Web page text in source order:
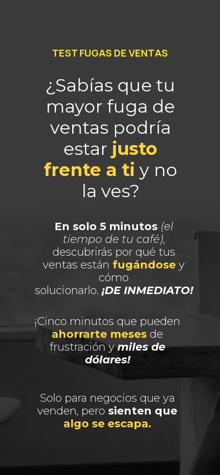
TEST FUGAS DE VENTAS
¡Cinco minutos que pueden
ahorrarte meses de
frustración ymiles de
dólares!
Solo para negocios que ya
venden, pero sienten que
algo se escapa.
¿Sabías que tu
mayor fuga de
ventas podría
estar justo
frente a ti y no
la ves?
En solo 5 minutos (el
tiempo de tu café),
descubrirás por qué tus
ventas están fugándose y
cómo
solucionarlo. ¡DE INMEDIATO!